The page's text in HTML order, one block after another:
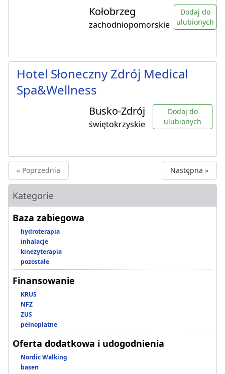
Kołobrzeg
zachodniopomorskie
Dodaj do
ulubionych
Hotel Słoneczny Zdrój Medical
Spa&Wellness
Busko-Zdrój
świętokrzyskie
Dodaj do
ulubionych
« Poprzednia Następna »
Kategorie
Baza zabiegowa
hydroterapia
inhalacje
kinezyterapia
pozostałe
Finansowanie
KRUS
NFZ
ZUS
pełnopłatne
Oferta dodatkowa i udogodnienia
Nordic Walking
basen